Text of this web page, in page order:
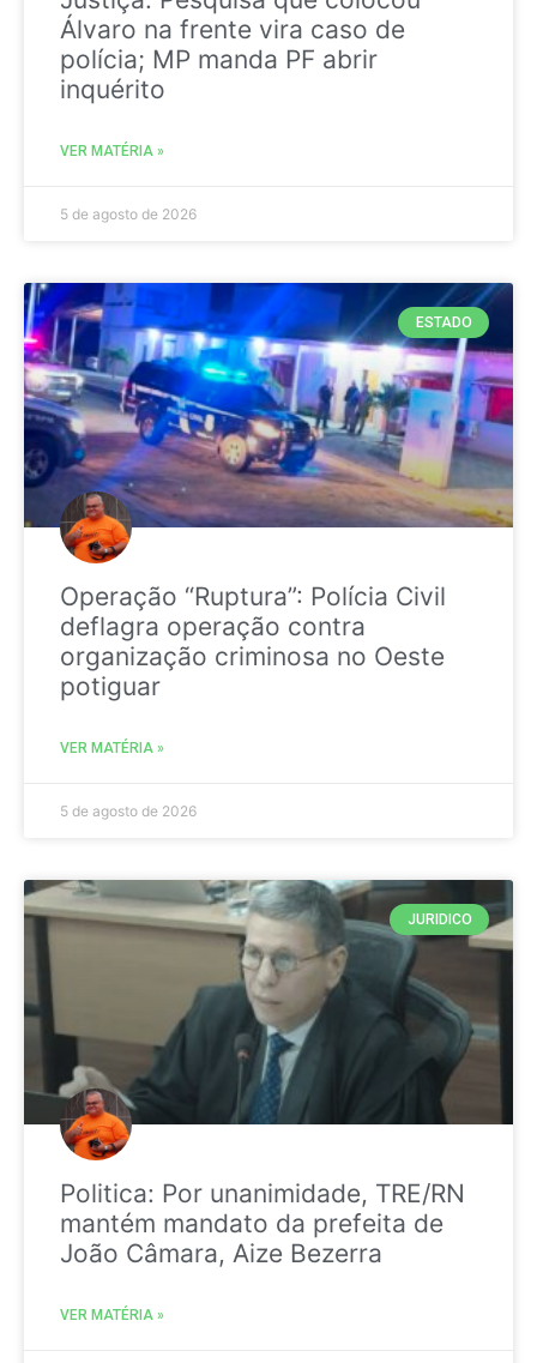
Álvaro na frente vira caso de
polícia; MP manda PF abrir
inquérito
VER MATÉRIA »
5 de agosto de 2026
ESTADO
Operação “Ruptura”: Polícia Civil
deflagra operação contra
organização criminosa no Oeste
potiguar
VER MATÉRIA »
5 de agosto de 2026
JURIDICO
Politica: Por unanimidade, TRE/RN
mantém mandato da prefeita de
João Câmara, Aize Bezerra
VER MATÉRIA »